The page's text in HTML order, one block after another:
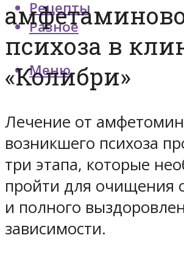
Рецепты
Разное
Меню
психоза в
«Колибри»
Лечение от
возникшего психоза
три этапа, которые
пройти для очищения
и полного
зависимости.